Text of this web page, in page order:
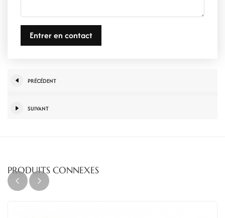
Entrer en contact
PRÉCÉDENT
SUIVANT
PRODUITS CONNEXES